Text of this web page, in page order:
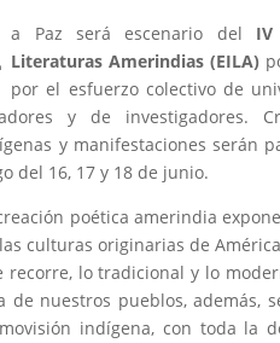
a Paz será escenario del
Literaturas Amerindias (EILA)
por el esfuerzo colectivo de
y de investigadores.
y manifestaciones serán
del 16, 17 y 18 de junio.
poética amerindia
culturas originarias de
recorre, lo tradicional y lo
de nuestros pueblos, además,
indígena, con toda la